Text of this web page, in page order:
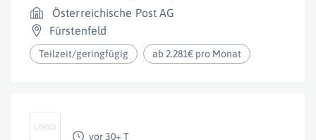
Österreichische Post AG
Fürstenfeld
Teilzeit/geringfügig ab 2.281€ pro Monat
vor 30+ T